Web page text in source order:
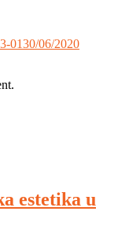
0130/06/2020
estetika u